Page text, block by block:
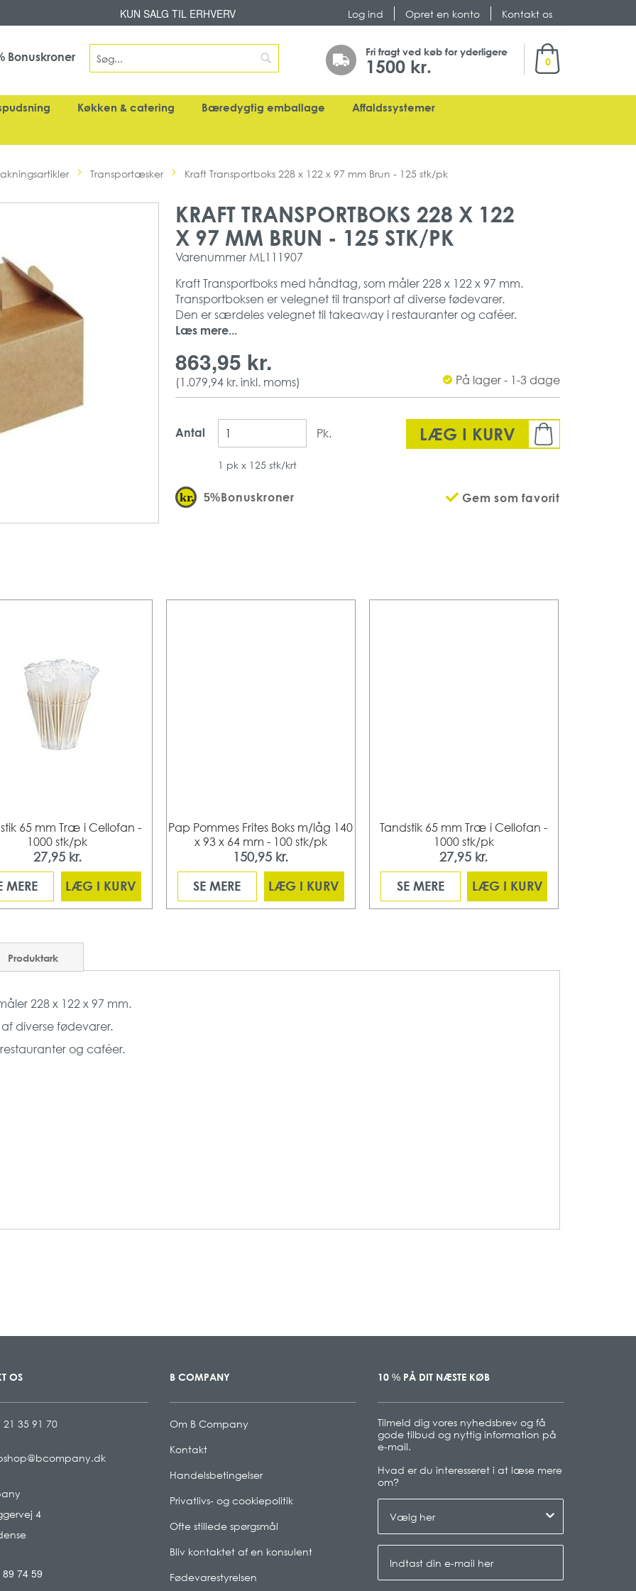
Skip
to
Content
Log ind Opret en konto Kontakt os
KUN SALG TIL ERHVERV
0
Fri fragt ved køb for yderligere
1500 kr.
Search
Search
Bonuskroner
Køkken & catering Bæredygtig emballage
Affaldssystemer
Transportæsker Kraft Transportboks 228 x 122 x 97 mm Brun - 125 stk/pk
KRAFT TRANSPORTBOKS 228 X 122
X 97 MM BRUN - 125 STK/PK
Varenummer ML111907
Kraft Transportboks med håndtag, som måler 228 x 122 x 97 mm.
Transportboksen er velegnet til transport af diverse fødevarer.
Den er særdeles velegnet til takeaway i restauranter og caféer.
Materiale: Kraft
Mål: 228 x 122 x 97 mm
Mængde: 125 stk per pakke
Antal: 1 pakke per karton
Læs mere...
863,95 kr.
(1.079,94 kr.inkl. moms) På lager - 1-3 dage
Antal Pk.
1 pk x 125 stk/krt
LÆG I KURV
Gem som favorit
5%Bonuskroner
65 mm Træ i Cellofan -
1000 stk/pk
27,95 kr.
MERE
LÆG I KURV
Pap Pommes Frites Boks m/låg 140
x 93 x 64 mm - 100 stk/pk
150,95 kr.
SE MERE
LÆG I KURV
Tandstik 65 mm Træ i Cellofan -
1000 stk/pk
27,95 kr.
SE MERE
LÆG I KURV
228 x 122 x 97 mm.
diverse fødevarer.
og caféer.
Produktark
OS
21 35 91 70
4
89 74 59
B COMPANY
Om B Company
Kontakt
Handelsbetingelser
Privatlivs- og cookiepolitik
Ofte stillede spørgsmål
Bliv kontaktet af en konsulent
Fødevarestyrelsen
10 %PÅ DIT NÆSTE KØB
Tilmeld dig vores nyhedsbrev og få
gode tilbud og nyttig information på
e-mail.
Hvad er du interesseret i at læse mere
om?